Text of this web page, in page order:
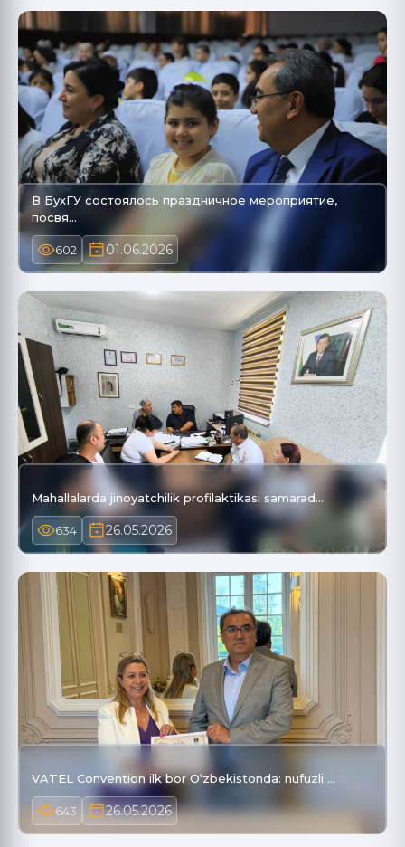
В БухГУ состоялось праздничное мероприятие,
посвя…
602 01.06.2026
Mahallalarda jinoyatchilik profilaktikasi samarad…
634 26.05.2026
VATEL Convention ilk bor O‘zbekistonda: nufuzli …
643 26.05.2026